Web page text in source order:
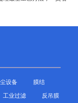
设备
膜结
工业过滤 反吊膜